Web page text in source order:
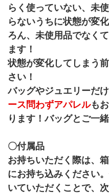
らく使っていない、未
らないうちに状態が変
ろん、未使用品でなく
ます！
状態が変化してしまう
さい！
バッグやジュエリーだけ
ース問わずアパレルも
ります！バッグとご一
〇付属品
お持ちいただく際は、
にお持ち込みください
いていただくことで、